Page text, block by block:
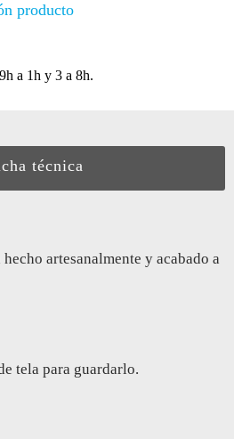
producto
a 1h y 3 a 8h.
técnica
artesanalmente y acabado a
tela para guardarlo.